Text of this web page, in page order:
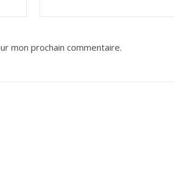
mon prochain commentaire.